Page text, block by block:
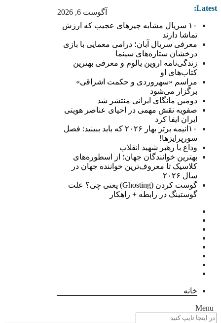
آگوست 6, 2026 Latest:
۱۰ سریال مشابه چیزهای عجیب که ارزش
تماشا دارند
معرفی سریال آبان؛ درامی معمایی با بازی
درخشان ستاره‌های سینما
زندگی‌نامه اروین یالوم و معرفی بهترین
کتاب‌های او
مراسم «سهروردی و حکمت اشراقی»
برگزار می‌شود
دومین مانگای ایرانی منتشر شد
صفویه نقش مهمی در احیای عناصر هویتی
ایران ایفا کرد
۱۰انیمه برتر بهار ۲۰۲۶ که باید ببینید: فصل
سورپرایزها!
وداع با رهبر شهید انقلاب
بهترین خوانندگان جهان؛ از اسطوره‌های
کلاسیک تا معروف‌ترین خواننده جهان در
سال ۲۰۲۶
گوست کردن (Ghosting) یعنی چی؟ علت
گوستینگ در رابطه + راهکار
خانه
Menu